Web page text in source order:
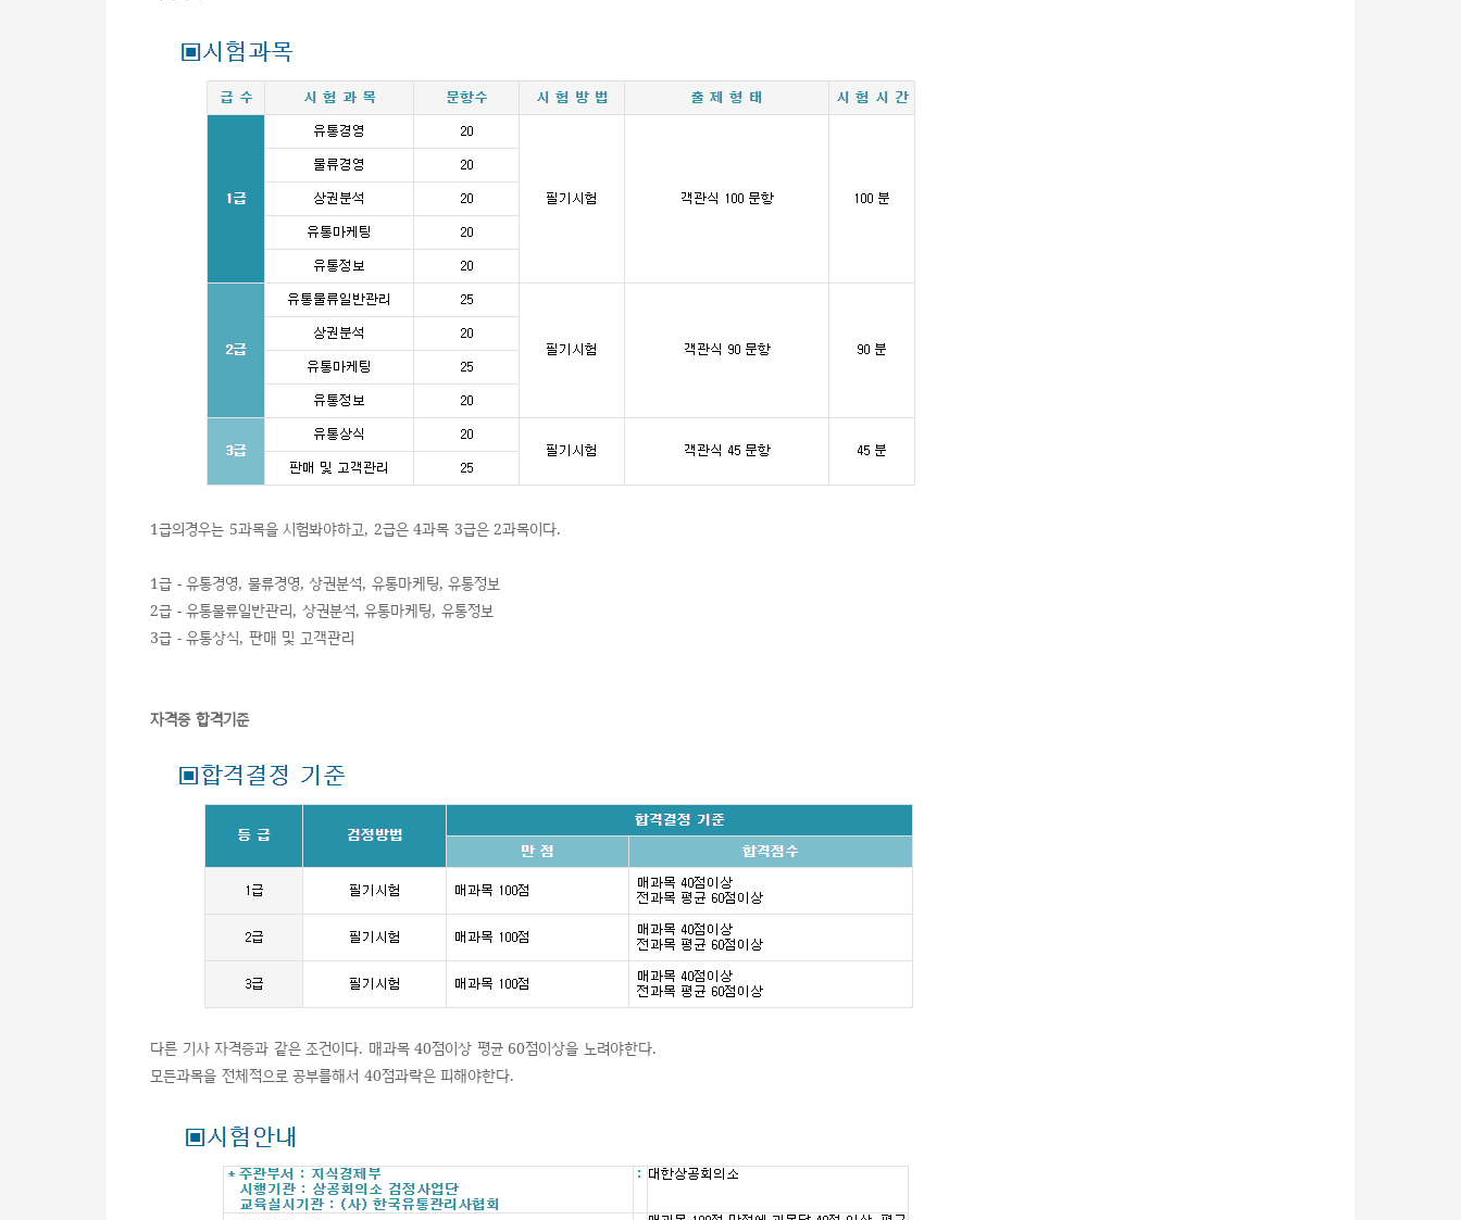
1급의경우는 5과목을 시험봐야하고, 2급은 4과목 3급은 2과목이다.
1급 - 유통경영, 물류경영, 상권분석, 유통마케팅, 유통정보
2급 - 유통물류일반관리, 상권분석, 유통마케팅, 유통정보
3급 - 유통상식, 판매 및 고객관리
자격증 합격기준
다른 기사 자격증과 같은 조건이다. 매과목 40점이상 평균 60점이상을 노려야한다.
모든과목을 전체적으로 공부를해서 40점과락은 피해야한다.